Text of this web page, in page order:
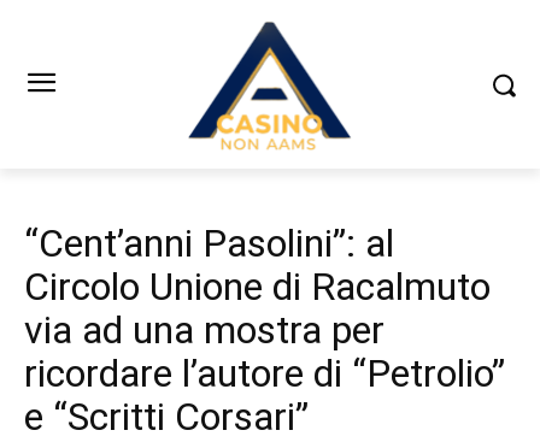
“Cent’anni Pasolini”: al
Circolo Unione di Racalmuto
via ad una mostra per
ricordare l’autore di “Petrolio”
e “Scritti Corsari”